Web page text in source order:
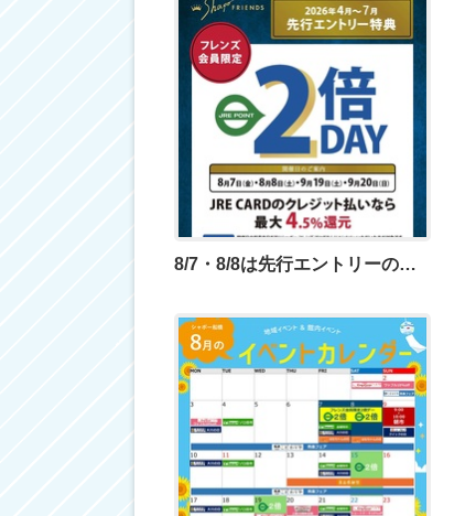
8/7・8/8は先行エントリーの方限定2倍DAY♪